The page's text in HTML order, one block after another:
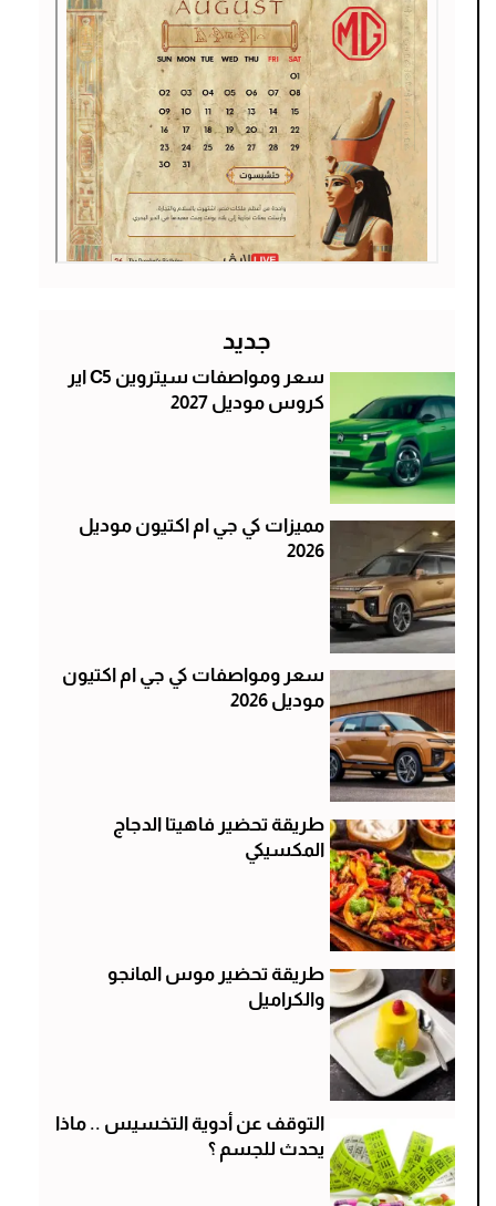
جديد
سعر ومواصفات سيتروين C5 اير
كروس موديل 2027
مميزات كي جي ام اكتيون موديل
2026
سعر ومواصفات كي جي ام اكتيون
موديل 2026
طريقة تحضير فاهيتا الدجاج
المكسيكي
طريقة تحضير موس المانجو
والكراميل
التوقف عن أدوية التخسيس .. ماذا
يحدث للجسم ؟